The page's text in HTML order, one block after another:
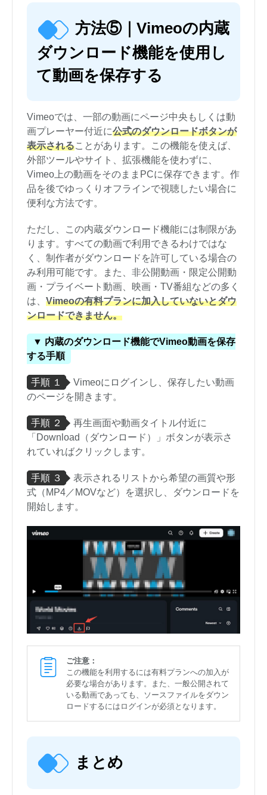
方法⑤｜Vimeoの内蔵
ダウンロード機能を使用し
て動画を保存する
Vimeoでは、一部の動画にページ中央もしくは動
画プレーヤー付近に公式のダウンロードボタンが
表示されることがあります。この機能を使えば、
外部ツールやサイト、拡張機能を使わずに、
Vimeo上の動画をそのままPCに保存できます。作
品を後でゆっくりオフラインで視聴したい場合に
便利な方法です。
ただし、この内蔵ダウンロード機能には制限があ
ります。すべての動画で利用できるわけではな
く、制作者がダウンロードを許可している場合の
み利用可能です。また、非公開動画・限定公開動
画・プライベート動画、映画・TV番組などの多く
は、 Vimeoの有料プランに加入していないとダウ
ンロードできません。
▼ 内蔵のダウンロード機能でVimeo動画を保存
する手順
手順 １
Vimeoにログインし、保存したい動画
のページを開きます。
手順 ２
再生画面や動画タイトル付近に
「Download（ダウンロード）」ボタンが表示さ
れていればクリックします。
手順 ３
表示されるリストから希望の画質や形
式（MP4／MOVなど）を選択し、ダウンロードを
開始します。
ご注意：
この機能を利用するには有料プランへの加入が
必要な場合があります。また、一般公開されて
いる動画であっても、ソースファイルをダウン
ロードするにはログインが必須となります。
まとめ